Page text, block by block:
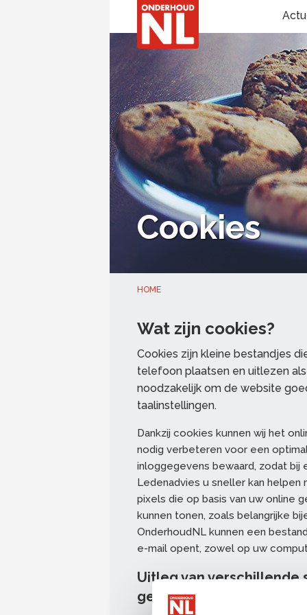
Cookies
HOME
Wat zijn cookies?
Cookies zijn kleine bestandjes
telefoon plaatsen en uitlezen
noodzakelijk om de website
taalinstellingen.
Dankzij cookies kunnen wij het
nodig verbeteren voor een
inloggegevens bewaard, zodat
Ledenadvies u sneller kan
pixels die op basis van uw online
kunnen tonen, zoals belangrijke
OnderhoudNL kunnen een
e-mail opent, zowel op uw
Uitleg van verschillende
gebruikt worden